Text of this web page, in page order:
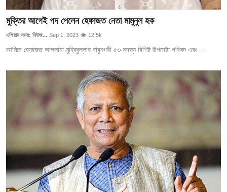
মুক্তির আগেই পদ পেলেন হেফাজত নেতা মামুনুল হক
এশিয়ান সময়: নিউজ... Sep 1, 2023 12.5k
আমিরে হেফাজত আল্লামা মুহিব্বুল্লাহ বাবুনগরী ৫৩ সদস্য বিশিষ্ট উপদেষ্টা পরিষদ এবং ...